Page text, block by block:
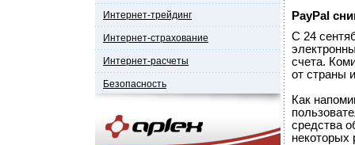
Интернет-трейдинг
Интернет-страхование
Интернет-расчеты
Безопасность
PayPal
С 24
счета.
от страны
Как
средства
некоторых